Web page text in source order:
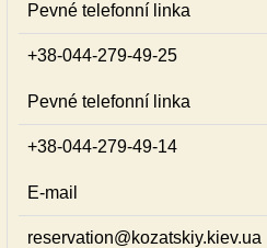
Pevné telefonní linka
+38-044-279-49-25
Pevné telefonní linka
+38-044-279-49-14
E-mail
reservation@kozatskiy.kiev.ua